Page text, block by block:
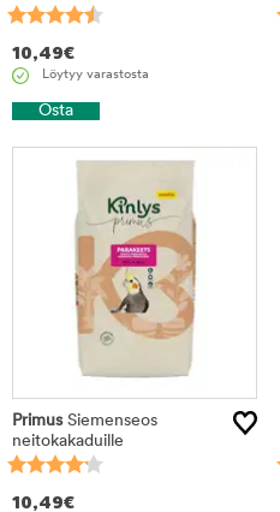
10,49€
Löytyy varastosta
Osta
PrimusSiemenseos
neitokakaduille
10,49€